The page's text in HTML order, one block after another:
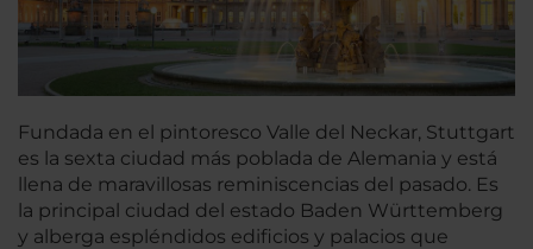
Fundada en el pintoresco Valle del Neckar, Stuttgart
es la sexta ciudad más poblada de Alemania y está
llena de maravillosas reminiscencias del pasado. Es
la principal ciudad del estado Baden Württemberg
y alberga espléndidos edificios y palacios que